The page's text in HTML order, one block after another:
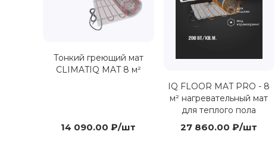
Тонкий греющий мат
CLIMATIQ MAT 8 м²
14 090.00 ₽/шт
IQ FLOOR MAT PRO - 8
м² нагревательный мат
для теплого пола
27 860.00 ₽/шт